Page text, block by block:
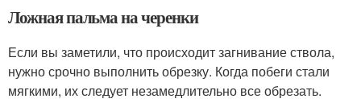
Ложная пальма на черенки
Если вы заметили, что происходит загнивание ствола,
нужно срочно выполнить обрезку. Когда побеги стали
мягкими, их следует незамедлительно все обрезать.